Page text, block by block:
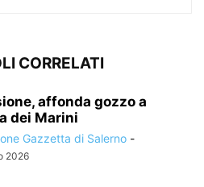
CORRELATI
affonda gozzo a
dei Marini
Gazzetta di Salerno -
2026